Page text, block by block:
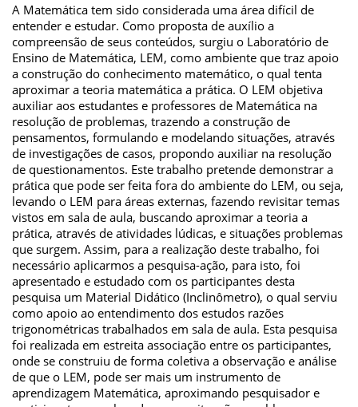
A Matemática tem sido considerada uma área difícil de
entender e estudar. Como proposta de auxílio a
compreensão de seus conteúdos, surgiu o Laboratório de
Ensino de Matemática, LEM, como ambiente que traz apoio
a construção do conhecimento matemático, o qual tenta
aproximar a teoria matemática a prática. O LEM objetiva
auxiliar aos estudantes e professores de Matemática na
resolução de problemas, trazendo a construção de
pensamentos, formulando e modelando situações, através
de investigações de casos, propondo auxiliar na resolução
de questionamentos. Este trabalho pretende demonstrar a
prática que pode ser feita fora do ambiente do LEM, ou seja,
levando o LEM para áreas externas, fazendo revisitar temas
vistos em sala de aula, buscando aproximar a teoria a
prática, através de atividades lúdicas, e situações problemas
que surgem. Assim, para a realização deste trabalho, foi
necessário aplicarmos a pesquisa-ação, para isto, foi
apresentado e estudado com os participantes desta
pesquisa um Material Didático (Inclinômetro), o qual serviu
como apoio ao entendimento dos estudos razões
trigonométricas trabalhados em sala de aula. Esta pesquisa
foi realizada em estreita associação entre os participantes,
onde se construiu de forma coletiva a observação e análise
de que o LEM, pode ser mais um instrumento de
aprendizagem Matemática, aproximando pesquisador e